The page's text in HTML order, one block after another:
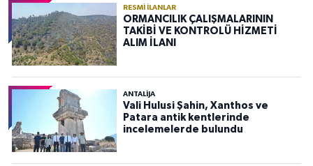
RESMI İLANLAR
ORMANCILIK ÇALIŞMALARININ
TAKİBİ VE KONTROLÜ HİZMETİ
ALIM İLANI
ANTALIJA
Vali Hulusi Şahin, Xanthos ve
Patara antik kentlerinde
incelemelerde bulundu